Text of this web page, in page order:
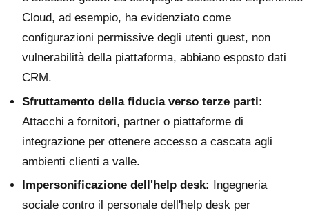
Cloud, ad esempio, ha evidenziato come
configurazioni permissive degli utenti guest, non
vulnerabilità della piattaforma, abbiano esposto dati
CRM.
Sfruttamento della fiducia verso terze parti:
Attacchi a fornitori, partner o piattaforme di
integrazione per ottenere accesso a cascata agli
ambienti clienti a valle.
Impersonificazione dell'help desk:
Ingegneria
sociale contro il personale dell'help desk per